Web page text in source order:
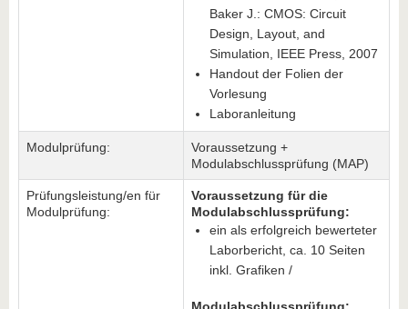
Baker J.: CMOS: Circuit
Design, Layout, and
Simulation, IEEE Press, 2007
Handout der Folien der
Vorlesung
Laboranleitung
Modulprüfung:
Voraussetzung +
Modulabschlussprüfung (MAP)
Prüfungsleistung/en für
Modulprüfung:
Voraussetzung für die
Modulabschlussprüfung:
ein als erfolgreich bewerteter
Laborbericht, ca. 10 Seiten
inkl. Grafiken /